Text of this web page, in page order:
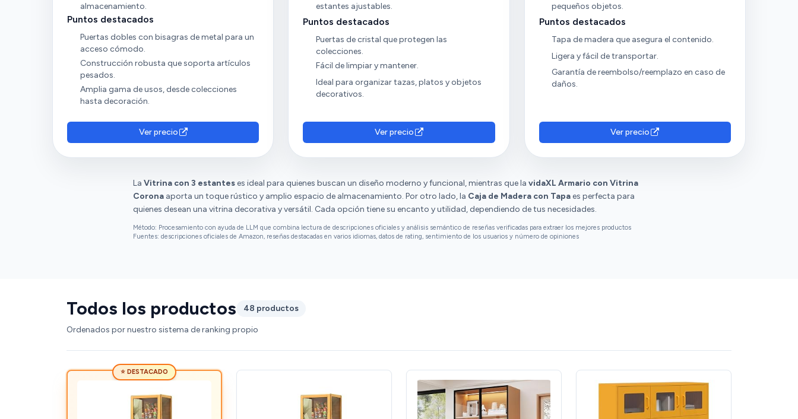
almacenamiento.
Puntos destacados
Puertas dobles con bisagras de metal para un
acceso cómodo.
Construcción robusta que soporta artículos
pesados.
Amplia gama de usos, desde colecciones
hasta decoración.
Ver precio
estantes ajustables.
Puntos destacados
Puertas de cristal que protegen las
colecciones.
Fácil de limpiar y mantener.
Ideal para organizar tazas, platos y objetos
decorativos.
Ver precio
pequeños objetos.
Puntos destacados
Tapa de madera que asegura el contenido.
Ligera y fácil de transportar.
Garantía de reembolso/reemplazo en caso de
daños.
Ver precio
La Vitrina con 3 estantes es ideal para quienes buscan un diseño moderno y funcional, mientras que la vidaXL Armario con Vitrina
Corona aporta un toque rústico y amplio espacio de almacenamiento. Por otro lado, la Caja de Madera con Tapa es perfecta para
quienes desean una vitrina decorativa y versátil. Cada opción tiene su encanto y utilidad, dependiendo de tus necesidades.
Método: Procesamiento con ayuda de LLM que combina lectura de descripciones oficiales y análisis semántico de reseñas verificadas para extraer los mejores productos
Fuentes: descripciones oficiales de Amazon, reseñas destacadas en varios idiomas, datos de rating, sentimiento de los usuarios y número de opiniones
Todos los productos 48 productos
Ordenados por nuestro sistema de ranking propio
⭐ DESTACADO